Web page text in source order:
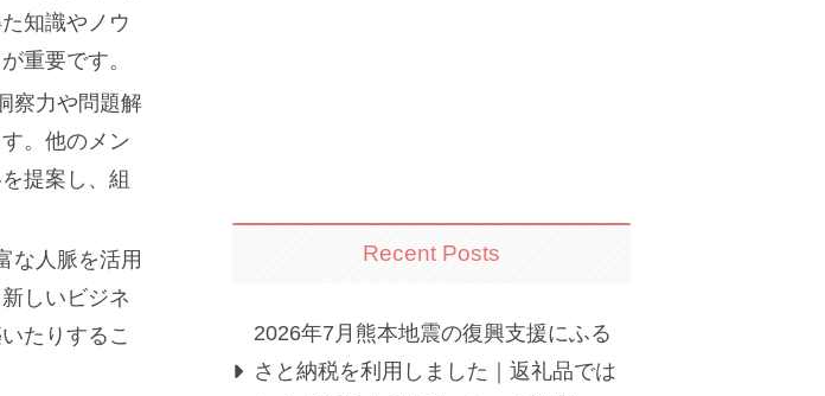
知識やノウ
重要です。
察力や問題解
。他のメン
提案し、組
な人脈を活用
しいビジネ
たりするこ
Recent Posts
2026年7月熊本地震の復興支援にふる
さと納税を利用しました｜返礼品では